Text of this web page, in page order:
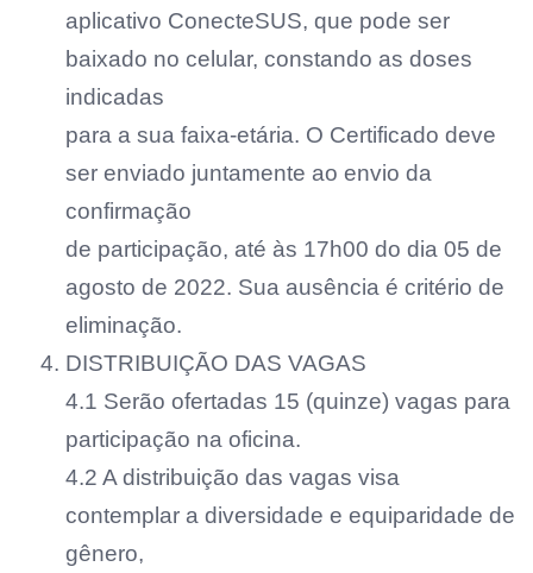
aplicativo ConecteSUS, que pode ser
baixado no celular, constando as doses
indicadas
para a sua faixa-etária. O Certificado deve
ser enviado juntamente ao envio da
confirmação
de participação, até às 17h00 do dia 05 de
agosto de 2022. Sua ausência é critério de
eliminação.
DISTRIBUIÇÃO DAS VAGAS
4.1 Serão ofertadas 15 (quinze) vagas para
participação na oficina.
4.2 A distribuição das vagas visa
contemplar a diversidade e equiparidade de
gênero,